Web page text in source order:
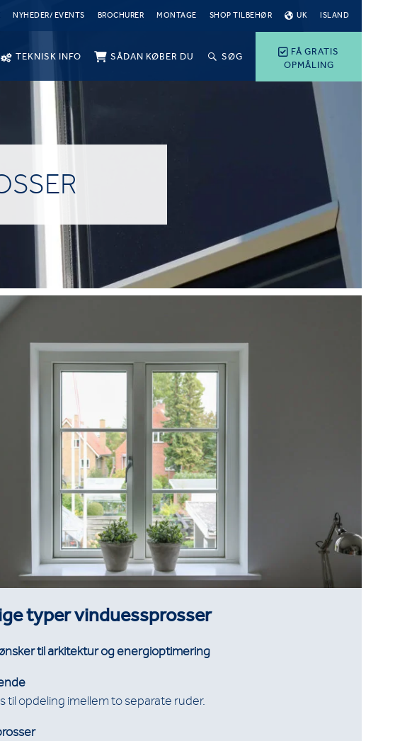
NYHEDER/ EVENTS BROCHURER MONTAGE SHOP TILBEHØR UK ISLAND
FÅ GRATIS
OPMÅLING
TEKNISK INFO SÅDAN KØBER DU SØG
typer vinduessprosser
til arkitektur og energioptimering
til opdeling imellem to separate ruder.